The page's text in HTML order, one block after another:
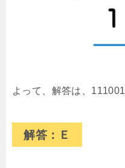
よって、解答は、111001
解答：Ｅ